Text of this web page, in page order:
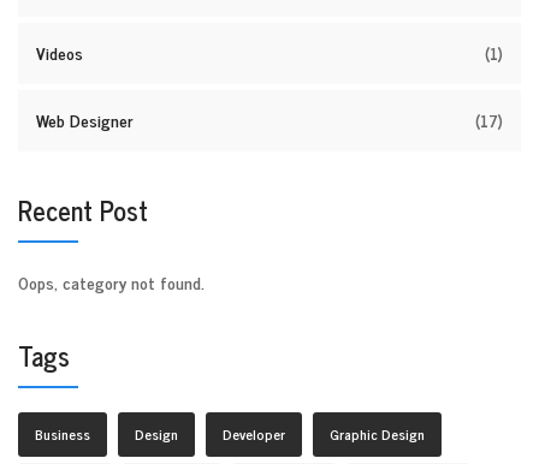
Videos (1)
Web Designer (17)
Recent Post
Oops, category not found.
Tags
Business Design Developer Graphic Design